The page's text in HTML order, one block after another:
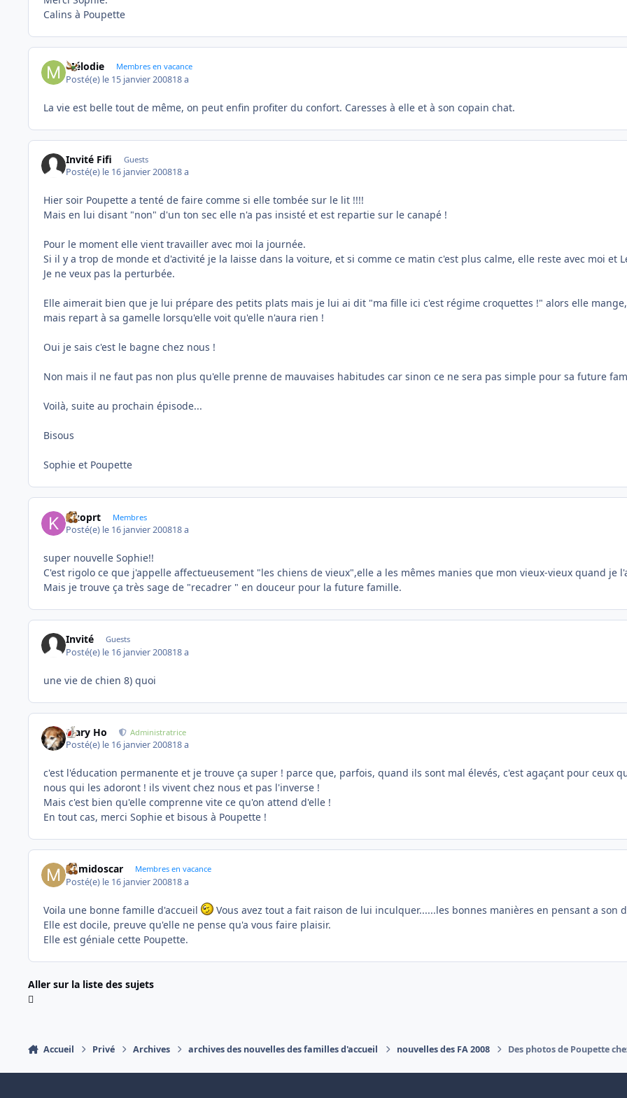
Calins à Poupette
Mélodie Membres en vacance
Posté(e) le 15 janvier 200818 a
La vie est belle tout de même, on peut enfin profiter du confort. Caresses à elle et à son copain chat.
Invité Fifi Guests
Posté(e) le 16 janvier 200818 a
Hier soir Poupette a tenté de faire comme si elle tombée sur le lit !!!!
Mais en lui disant "non" d'un ton sec elle n'a pas insisté et est repartie sur le canapé !
Pour le moment elle vient travailler avec moi la journée.
Si il y a trop de monde et d'activité je la laisse dans la voiture, et si comme ce matin c'est plus calme, elle reste avec moi et
Je ne veux pas la perturbée.
Elle aimerait bien que je lui prépare des petits plats mais je lui ai dit "ma fille ici c'est régime croquettes !" alors elle
mais repart à sa gamelle lorsqu'elle voit qu'elle n'aura rien !
Oui je sais c'est le bagne chez nous !
Non mais il ne faut pas non plus qu'elle prenne de mauvaises habitudes car sinon ce ne sera pas simple pour sa future
Voilà, suite au prochain épisode...
Bisous
Sophie et Poupette
kizoprt Membres
Posté(e) le 16 janvier 200818 a
super nouvelle Sophie!!
C'est rigolo ce que j'appelle affectueusement "les chiens de vieux",elle a les mêmes manies que mon vieux-vieux quand je
Mais je trouve ça très sage de "recadrer " en douceur pour la future famille.
Invité Guests
Posté(e) le 16 janvier 200818 a
une vie de chien 8) quoi
Mary Ho Administratrice
Posté(e) le 16 janvier 200818 a
c'est l'éducation permanente et je trouve ça super ! parce que, parfois, quand ils sont mal élevés, c'est agaçant pour ceux
nous qui les adoront ! ils vivent chez nous et pas l'inverse !
Mais c'est bien qu'elle comprenne vite ce qu'on attend d'elle !
En tout cas, merci Sophie et bisous à Poupette !
mimidoscar Membres en vacance
Posté(e) le 16 janvier 200818 a
Voila une bonne famille d'accueil
Vous avez tout a fait raison de lui inculquer......les bonnes manières en pensant a son
Elle est docile, preuve qu'elle ne pense qu'a vous faire plaisir.
Elle est géniale cette Poupette.
Aller sur la liste des sujets
Accueil Privé Archives archives des nouvelles des familles d'accueil nouvelles des FA 2008 Des photos de Poupette